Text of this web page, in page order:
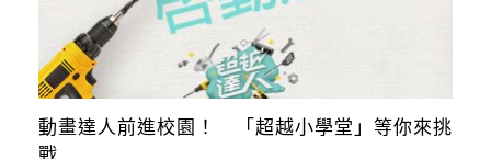
動畫達人前進校園！ 「超越小學堂」等你來挑
戰